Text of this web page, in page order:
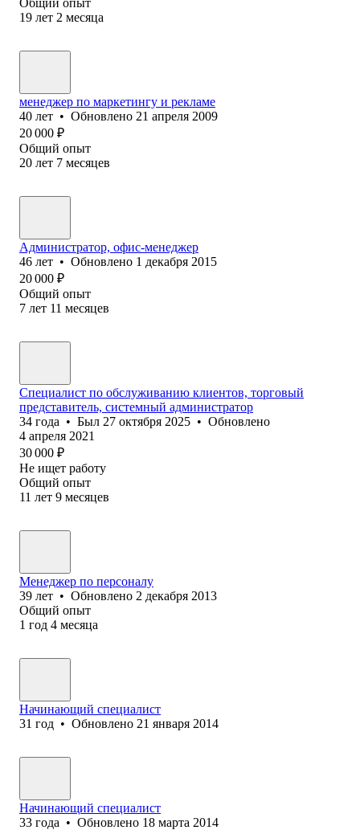
19 лет 2 месяца
менеджер по маркетингу и рекламе
40 лет • Обновлено 21 апреля 2009
20 000 ₽
Общий опыт
20 лет 7 месяцев
Администратор, офис-менеджер
46 лет • Обновлено 1 декабря 2015
20 000 ₽
Общий опыт
7 лет 11 месяцев
Специалист по обслуживанию клиентов, торговый
представитель, системный администратор
34 года • Был 27 октября 2025 • Обновлено
4 апреля 2021
30 000 ₽
Не ищет работу
Общий опыт
11 лет 9 месяцев
Менеджер по персоналу
39 лет • Обновлено 2 декабря 2013
Общий опыт
1 год 4 месяца
Начинающий специалист
31 год • Обновлено 21 января 2014
Начинающий специалист
33 года • Обновлено 18 марта 2014